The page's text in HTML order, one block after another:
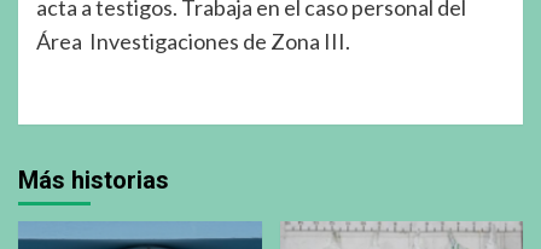
acta a testigos. Trabaja en el caso personal del
Área Investigaciones de Zona III.
Más historias